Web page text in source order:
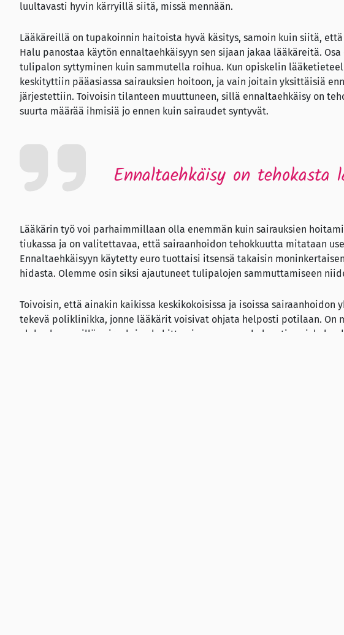
luultavasti hyvin kärryillä siitä, missä mennään.
Lääkäreillä on tupakoinnin haitoista hyvä käsitys, samoin kuin siitä,
Halu panostaa käytön ennaltaehkäisyyn sen sijaan jakaa lääkäreitä.
tulipalon syttyminen kuin sammutella roihua. Kun opiskelin
keskityttiin pääasiassa sairauksien hoitoon, ja vain joitain yksittäisiä
järjestettiin. Toivoisin tilanteen muuttuneen, sillä ennaltaehkäisy on
suurta määrää ihmisiä jo ennen kuin sairaudet syntyvät.
Ennaltaehkäisy on tehokasta
Lääkärin työ voi parhaimmillaan olla enemmän kuin sairauksien
tiukassa ja on valitettavaa, että sairaanhoidon tehokkuutta mitataan
Ennaltaehkäisyyn käytetty euro tuottaisi itsensä takaisin
hidasta. Olemme osin siksi ajautuneet tulipalojen sammuttamiseen
Toivoisin, että ainakin kaikissa keskikokoisissa ja isoissa sairaanhoidon
tekevä poliklinikka, jonne lääkärit voisivat ohjata helposti potilaan. On
alakoulussa, sillä sairauksien kehittymiseen menee helposti